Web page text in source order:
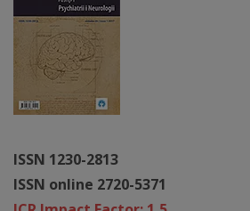
ISSN 1230-2813
ISSN online 2720-5371